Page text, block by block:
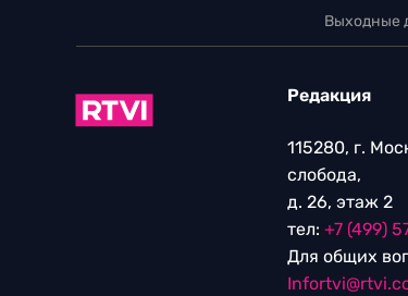
Выходные
Редакция
115280, г.
слобода,
д. 26, этаж 2
тел: +7 (499)
Для общих